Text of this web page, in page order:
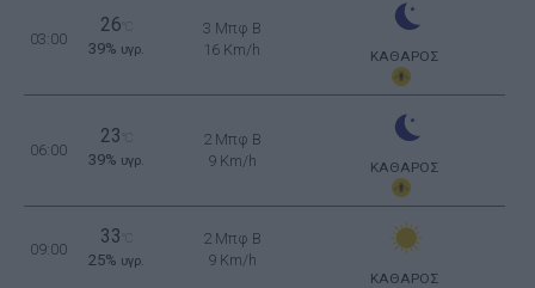
03:00
26
39% υγρ.
3 Μπφ B
16 Km/h
ΚΑΘΑΡΟΣ
06:00
23
39% υγρ.
2 Μπφ B
9 Km/h
ΚΑΘΑΡΟΣ
09:00
33
25% υγρ.
2 Μπφ B
9 Km/h
ΚΑΘΑΡΟΣ